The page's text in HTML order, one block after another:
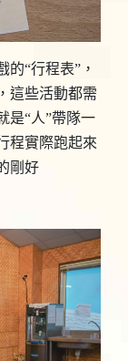
“行程表”，
這些活動都需
是“人”帶隊一
程實際跑起來
剛好